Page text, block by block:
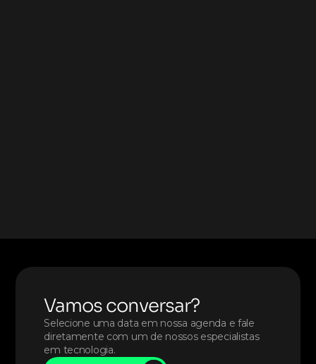
Vamos conversar?
Selecione uma data em nossa agenda e fale
diretamente com um de nossos especialistas
em tecnologia.
AGENDE AGORA